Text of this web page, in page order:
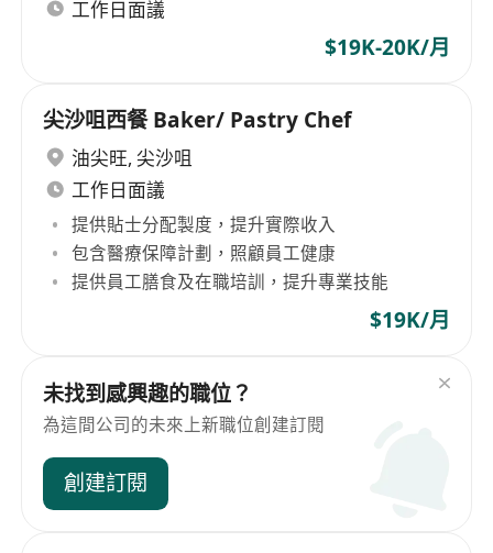
工作日面議
$19K-20K/月
尖沙咀西餐 Baker/ Pastry Chef
油尖旺, 尖沙咀
工作日面議
提供貼士分配製度，提升實際收入
包含醫療保障計劃，照顧員工健康
提供員工膳食及在職培訓，提升專業技能
$19K/月
未找到感興趣的職位？
為這間公司的未來上新職位創建訂閱
創建訂閱